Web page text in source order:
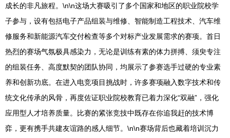
成长的非凡旅程。\n\n这场大赛吸引了多个国家和地区的职业院校学
子参与，设有包括电子产品组装与维修、智能制造工程技术、汽车维
修服务和新能源汽车交付检查等多个对标产业发展需求的赛项。首日
热烈的赛场气氛极具感染力，无论是训练有素的体力拼搏、须臾专注
的组装任务、高度默契的团队协同，均展示了参赛选手过硬的专业素
养和创新功底。在进入电竞项目挑战时，许多赛项融入数字技术和传
统文化传承的风骨，再度佐证职业院校教育已着力深化“双融”，强化
应用型人才培养质量。比赛的紧张竞技中既存在你追我赶的技术博
弈，更有携手共建友谊路的感人细节。\n\n赛场背后也藏着培训沉力